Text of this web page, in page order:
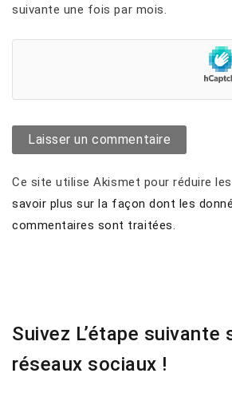
suivante une fois par mois.
Ce site utilise Akismet pour réduire
savoir plus sur la façon dont les
commentaires sont traitées.
Suivez L’étape suivante
réseaux sociaux !